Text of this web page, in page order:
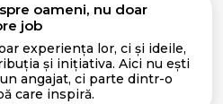
oameni, nu doar
job
experiența lor, ci și ideile,
și inițiativa. Aici nu ești
angajat, ci parte dintr-o
care inspiră.